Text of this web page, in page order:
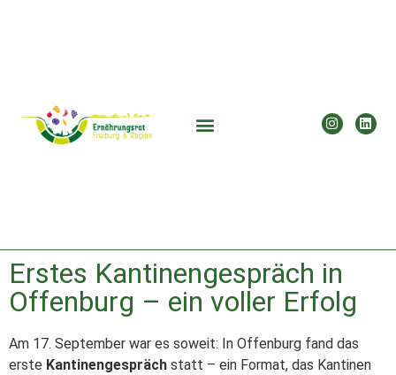
Erstes Kantinengespräch in
Offenburg – ein voller Erfolg
Am 17. September war es soweit: In Offenburg fand das
erste Kantinengespräch statt – ein Format, das Kantinen